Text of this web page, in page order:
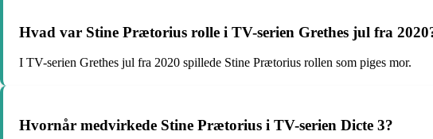
Hvad var Stine Prætorius rolle i TV-serien Grethes jul fra
I TV-serien Grethes jul fra 2020 spillede Stine Prætorius rollen som piges mor.
Hvornår medvirkede Stine Prætorius i TV-serien Dicte 3?